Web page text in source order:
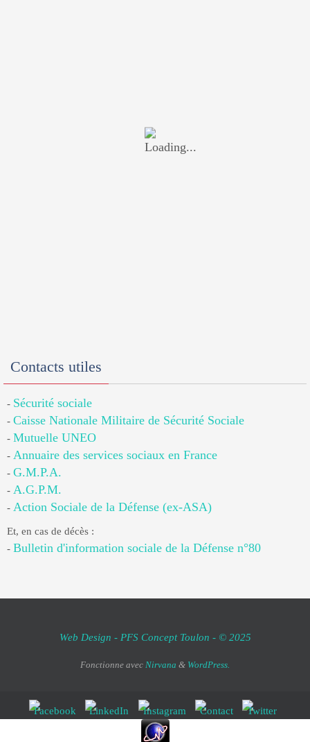
Contacts utiles
- Sécurité sociale
- Caisse Nationale Militaire de Sécurité Sociale
- Mutuelle UNEO
- Annuaire des services sociaux en France
- G.M.P.A.
- A.G.P.M.
- Action Sociale de la Défense (ex-ASA)
Et, en cas de décès :
- Bulletin d'information sociale de la Défense n°80
Web Design - PFS Concept Toulon - © 2025
Fonctionne avec Nirvana & WordPress.